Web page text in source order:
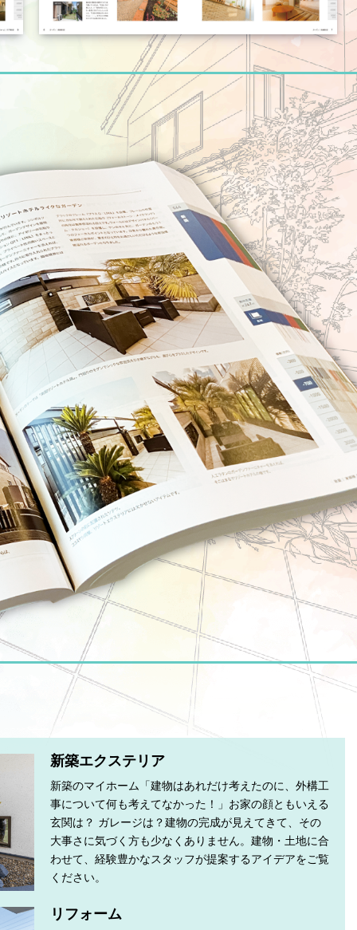
新築エクステリア
新築のマイホーム「建物はあれだけ考えたのに、外構工
事について何も考えてなかった！」お家の顔ともいえる
玄関は？ ガレージは？建物の完成が見えてきて、その
大事さに気づく方も少なくありません。建物・土地に合
わせて、経験豊かなスタッフが提案するアイデアをご覧
ください。
リフォーム